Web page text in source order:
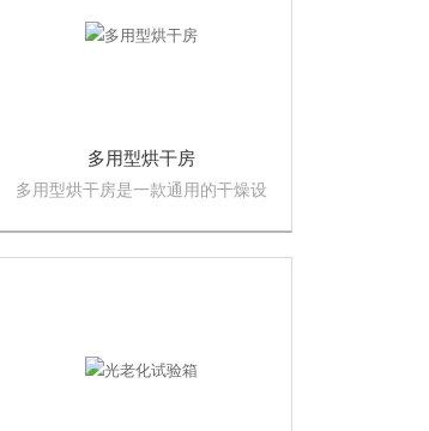
多用型烘干房
多用型烘干房是一款通用的干燥设
燥法有多种方式，例如电加热、燃
气加热、热泵、空气能、蒸汽等。